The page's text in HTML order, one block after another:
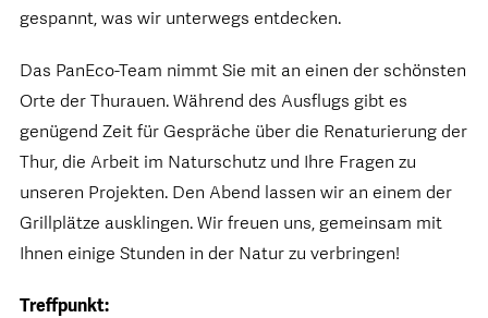
gespannt, was wir unterwegs entdecken.
Das PanEco-Team nimmt Sie mit an einen der schönsten
Orte der Thurauen. Während des Ausflugs gibt es
genügend Zeit für Gespräche über die Renaturierung der
Thur, die Arbeit im Naturschutz und Ihre Fragen zu
unseren Projekten. Den Abend lassen wir an einem der
Grillplätze ausklingen. Wir freuen uns, gemeinsam mit
Ihnen einige Stunden in der Natur zu verbringen!
Treffpunkt: